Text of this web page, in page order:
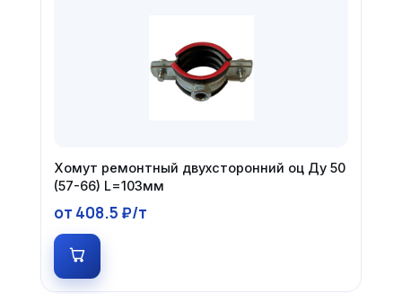
Хомут ремонтный двухсторонний оц Ду 50
(57-66) L=103мм
от 408.5 ₽/т